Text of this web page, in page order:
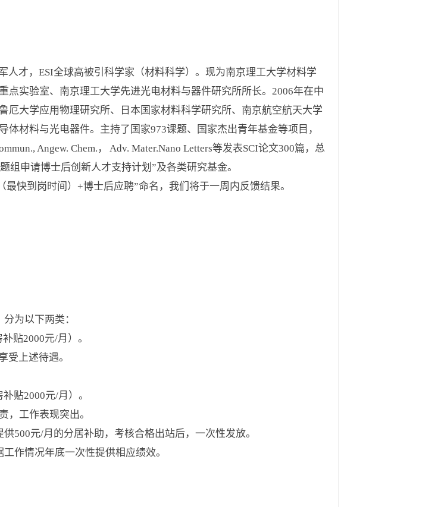
人才，ESI全球高被引科学家（材料科学）。现为南京理工大学材料学
点实验室、南京理工大学先进光电材料与器件研究所所长。2006年在中
厄大学应用物理研究所、日本国家材料科学研究所、南京航空航天大学
材料与光电器件。主持了国家973课题、国家杰出青年基金等项目，
Angew. Chem.， Adv. Mater.Nano Letters等发表SCI论文300篇，总
组申请博士后创新人才支持计划”及各类研究基金。
快到岗时间）+博士后应聘”命名，我们将于一周内反馈结果。
为以下两类：
贴2000元/月）。
受上述待遇。
贴2000元/月）。
，工作表现突出。
500元/月的分居补助，考核合格出站后，一次性发放。
作情况年底一次性提供相应绩效。